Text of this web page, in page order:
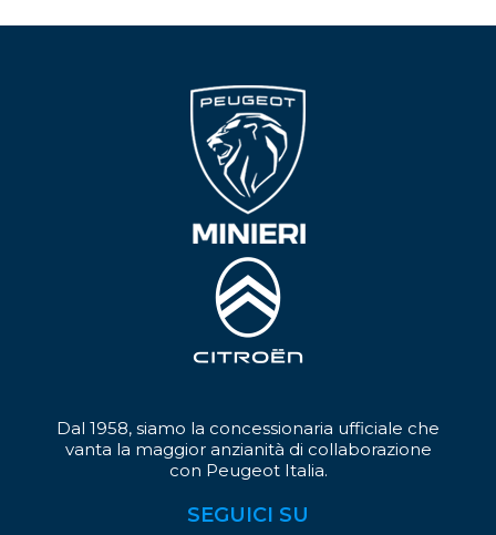
Dal 1958, siamo la concessionaria ufficiale che
vanta la maggior anzianità di collaborazione
con Peugeot Italia.
SEGUICI SU